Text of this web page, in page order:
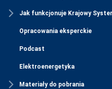
Jak funkcjonuje Krajowy
Opracowania eksperckie
Podcast
Elektroenergetyka
Materiały do pobrania